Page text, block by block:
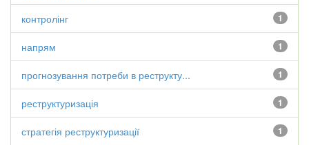
1
контролінг
1
напрям
1
прогнозування потреби в реструкту...
1
реструктуризація
1
стратегія реструктуризації